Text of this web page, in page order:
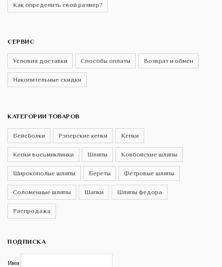
Как определить свой размер?
СЕРВИС
Условия доставки Способы оплаты Возврат и обмен
Накопительные скидки
КАТЕГОРИИ ТОВАРОВ
Бейсболки Рэперские кепки Кепки
Кепки восьмиклинки Шляпы Ковбойские шляпы
Широкополые шляпы Береты Фетровые шляпы
Соломенные шляпы Шапки Шляпы федора
Распродажа
ПОДПИСКА
Имя